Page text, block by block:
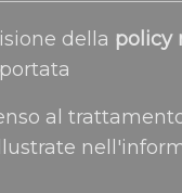
della policy
al